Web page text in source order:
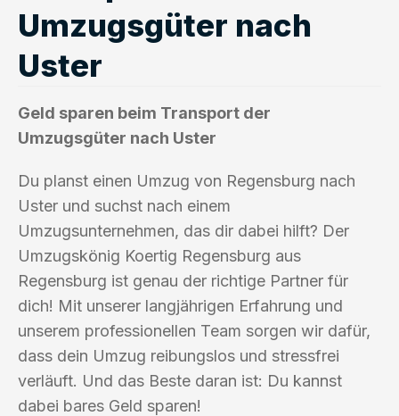
Umzugsgüter nach
Uster
Geld sparen beim Transport der
Umzugsgüter nach Uster
Du planst einen Umzug von Regensburg nach
Uster und suchst nach einem
Umzugsunternehmen, das dir dabei hilft? Der
Umzugskönig Koertig Regensburg aus
Regensburg ist genau der richtige Partner für
dich! Mit unserer langjährigen Erfahrung und
unserem professionellen Team sorgen wir dafür,
dass dein Umzug reibungslos und stressfrei
verläuft. Und das Beste daran ist: Du kannst
dabei bares Geld sparen!